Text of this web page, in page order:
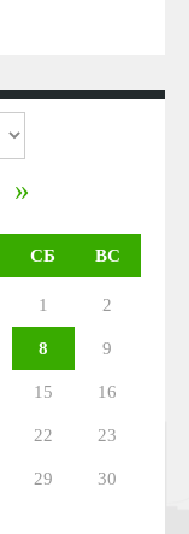
»
СБ ВС
1 2
8 9
15 16
22 23
29 30